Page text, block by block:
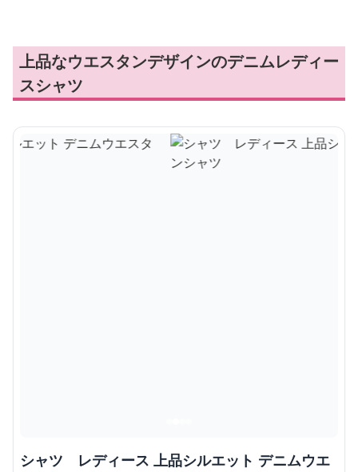
上品なウエスタンデザインのデニムレディー
スシャツ
シャツ レディース 上品シルエット デニムウエ